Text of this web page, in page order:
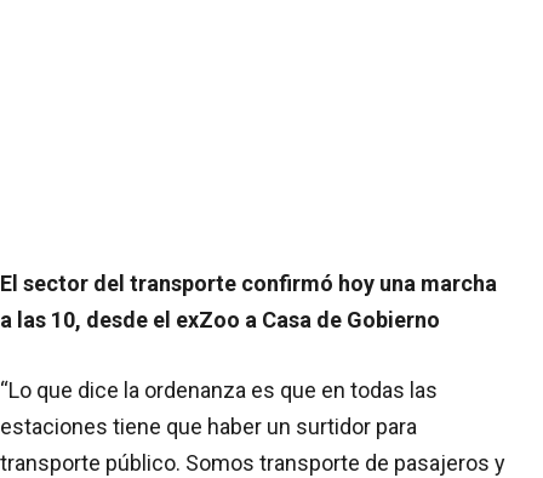
El sector del transporte confirmó hoy una marcha
a las 10, desde el exZoo a Casa de Gobierno
“Lo que dice la ordenanza es que en todas las
estaciones tiene que haber un surtidor para
transporte público. Somos transporte de pasajeros y